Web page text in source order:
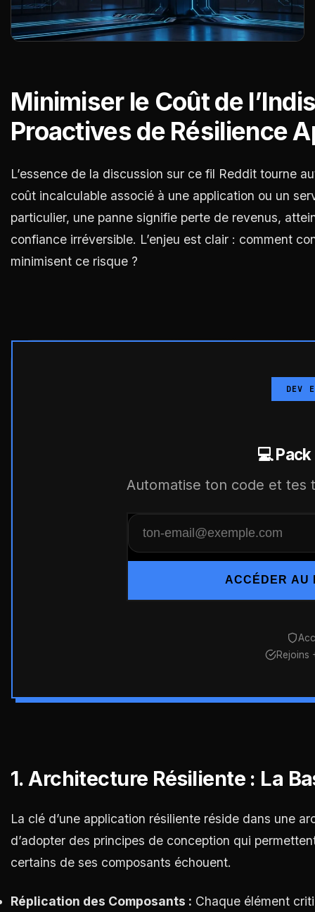
Minimiser le Coût de
Proactives de Résilience
L’essence de la discussion sur ce fil Reddit tourne
coût incalculable associé à une application ou un
particulier, une panne signifie perte de revenus,
confiance irréversible. L’enjeu est clair : comment
minimisent ce risque ?
DEV
💻
Automatise ton code et tes
ACCÉDER AU
Rejoins
1. Architecture Résiliente : La
La clé d’une application résiliente réside dans une
d’adopter des principes de conception qui
certains de ses composants échouent.
Réplication des Composants : Chaque élément